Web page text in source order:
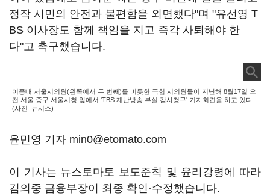
정작 시민의 안전과 불편함을 외면했다"며 "유선영 T
BS 이사장도 함께 책임을 지고 즉각 사퇴해야 한
다"고 촉구했습니다.
이종배 서울시의원(왼쪽에서 두 번째)를 비롯한 국힘 시의원들이 지난해 8월17일 오
전 서울 중구 서울시청 앞에서 'TBS 재난방송 부실 감사청구' 기자회견을 하고 있다.
(사진=뉴시스)
윤민영 기자 min0@etomato.com
이 기사는 뉴스토마토 보도준칙 및 윤리강령에 따라
김의중 금융부장이 최종 확인·수정했습니다.